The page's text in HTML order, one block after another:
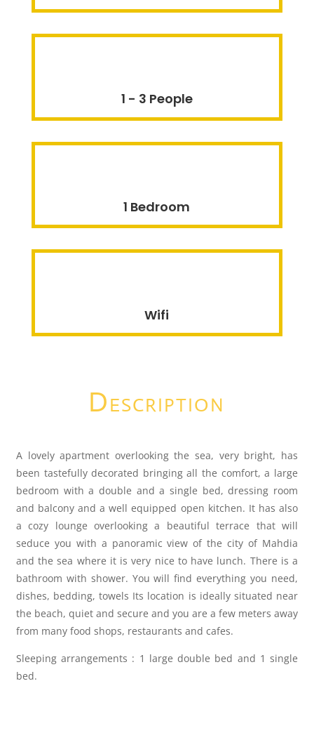
1 - 3 People
1 Bedroom
Wifi
Description
A lovely apartment overlooking the sea, very bright, has
been tastefully decorated bringing all the comfort, a large
bedroom with a double and a single bed, dressing room
and balcony and a well equipped open kitchen. It has also
a cozy lounge overlooking a beautiful terrace that will
seduce you with a panoramic view of the city of Mahdia
and the sea where it is very nice to have lunch. There is a
bathroom with shower. You will find everything you need,
dishes, bedding, towels Its location is ideally situated near
the beach, quiet and secure and you are a few meters away
from many food shops, restaurants and cafes.
Sleeping arrangements : 1 large double bed and 1 single
bed.